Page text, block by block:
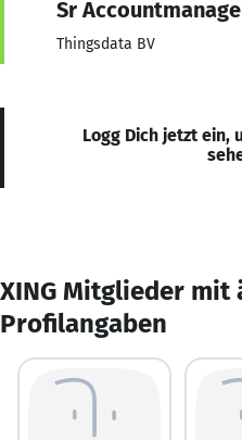
Sr
Thingsdata BV
Logg Dich jetzt ein,
XING Mitglieder mit
Profilangaben